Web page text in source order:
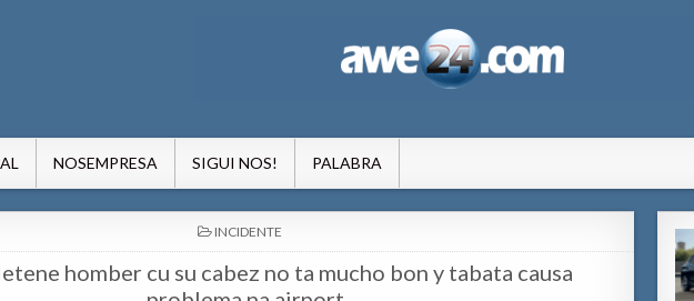
NOSEMPRESA SIGUI NOS! PALABRA
POSTED
IN
INCIDENTE
homber cu su cabez no ta mucho bon y tabata causa